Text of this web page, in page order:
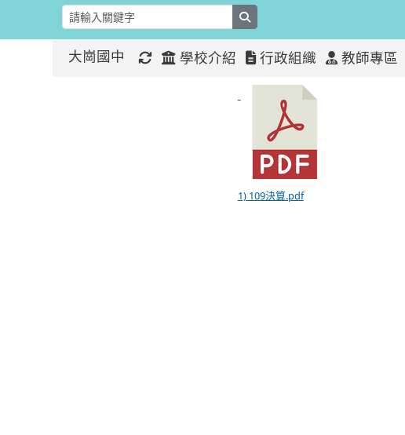
大崗國中 學校介紹 行政組織 教師專區
109年度決算報告
1) 109決算.pdf